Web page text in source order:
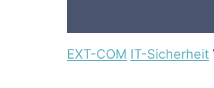
EXT-COM IT-Sicherheit